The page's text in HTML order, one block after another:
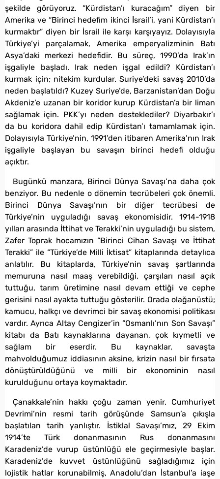
şekilde görüyoruz. “Kürdistan’ı kuracağım” diyen bir
Amerika ve “Birinci hedefim ikinci İsrail’i, yani Kürdistan’ı
kurmaktır” diyen bir İsrail ile karşı karşıyayız. Dolayısıyla
Türkiye’yi parçalamak, Amerika emperyalizminin Batı
Asya’daki merkezi hedefidir. Bu süreç, 1990’da Irak’ın
işgaliyle başladı. Irak neden işgal edildi? Kürdistan’ı
kurmak için; nitekim kurdular. Suriye’deki savaş 2010’da
neden başlatıldı? Kuzey Suriye’de, Barzanistan’dan Doğu
Akdeniz’e uzanan bir koridor kurup Kürdistan’a bir liman
sağlamak için. PKK’yı neden desteklediler? Diyarbakır’ı
da bu koridora dahil edip Kürdistan’ı tamamlamak için.
Dolayısıyla Türkiye’nin, 1991’den itibaren Amerika’nın Irak
işgaliyle başlayan bu savaşın birinci hedefi olduğu
açıktır.
Bugünkü manzara, Birinci Dünya Savaşı’na daha çok
benziyor. Bu nedenle o dönemin tecrübeleri çok önemli.
Birinci Dünya Savaşı’nın bir diğer tecrübesi de
Türkiye’nin uyguladığı savaş ekonomisidir. 1914-1918
yılları arasında İttihat ve Terakki’nin uyguladığı bu sistem,
Zafer Toprak hocamızın “Birinci Cihan Savaşı ve İttihat
Terakki” ile “Türkiye’de Milli İktisat” kitaplarında detaylıca
anlatılır. Bu kitaplarda, Türkiye’nin savaş şartlarında
memuruna nasıl maaş verebildiği, çarşıları nasıl açık
tuttuğu, tarım üretimine nasıl devam ettiği ve cephe
gerisini nasıl ayakta tuttuğu gösterilir. Orada olağanüstü;
kamucu, halkçı ve devrimci bir savaş ekonomisi politikası
vardır. Ayrıca Altay Cengizer’in “Osmanlı’nın Son Savaşı”
kitabı da Batı kaynaklarına dayanan, çok kıymetli ve
sağlam bir eserdir. Bu kaynaklar, savaşta
mahvolduğumuz iddiasının aksine, krizin nasıl bir fırsata
dönüştürüldüğünü ve milli bir ekonominin nasıl
kurulduğunu ortaya koymaktadır.
Çanakkale’nin hakkı çoğu zaman yenir. Cumhuriyet
Devrimi’nin resmi tarih görüşünde Samsun’a çıkışla
başlatılan tarih yanlıştır. İstiklal Savaşı’mız, 29 Ekim
1914’te Türk donanmasının Rus donanmasını
Karadeniz’de vurup üstünlüğü ele geçirmesiyle başlar.
Karadeniz’de kuvvet üstünlüğünü sağladığımız için
lojistik hatlar korunabilmiş, Anadolu’dan İstanbul’a iaşe